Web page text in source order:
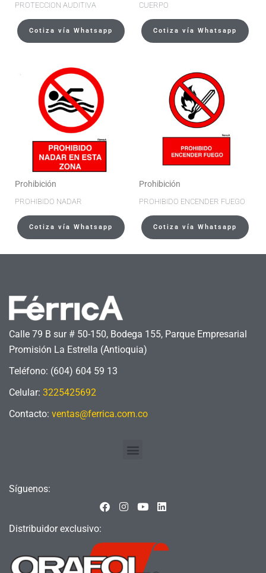
PROTECCION AUDITIVA
Cotiza vía Whatsapp
CUERPO
Cotiza vía Whatsapp
Prohibición
PROHIBIDO NADAR
Cotiza vía Whatsapp
Prohibición
PROHIBIDO ENCENDER FUEGO
Cotiza vía Whatsapp
Calle 79 B sur # 50-150, Bodega 155, Parque Empresarial
Promisión La Estrella (Antioquia)
Teléfono: (604) 604 59 13
Celular: 3225425692
Contacto: ventas@ferrica.com.co
Menu
Síguenos:
F
a
b
o
o
I
a
g
r
Y
u
e
L
e
Distribuidor exclusivo: